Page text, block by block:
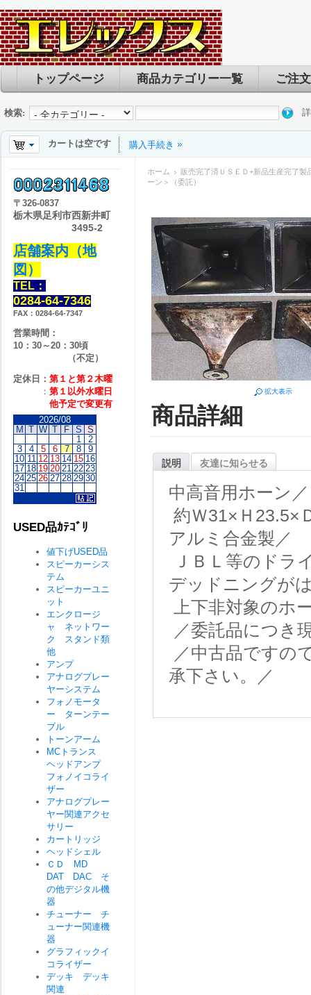
トップページ 商品カテゴリー一覧 ご注
検索:
カートは空です 購入手続き
ホーム
販売完了済ＵＳＥＤ+新品生産完了製
ーン＞（委託）
拡大表示
商品詳細
説明 友達に知らせる
中高音用ホーン／
約Ｗ31×Ｈ23.5×
アルミ合金製／
ＪＢＬ等のドラ
デッドニングが
上下非対象のホ
／委託品につき
／中古品ですの
承下さい。／
〒 326-0837
栃木県足利市西新井町
3495-2
店舗案内（地
図）
TEL：
0284-64-7346
FAX：0284-64-7347
営業時間：
10：30～20：30頃
（不定）
定休日： 第１と第２木曜
： 第１以外水曜日
他予定で変更有
2026/08
M T W T F S S
1
2
3
4 5 6 7 8
9
10 11 12 13 14 15 16
17 18 19 20 21 22 23
24 25 26 27 28 29 30
31
USED品ｶﾃｺﾞﾘ
値下げUSED品
スピーカーシス
テム
スピーカーユニ
ット
エンクロージ
ャ ネットワー
ク スタンド類
他
アンプ
アナログプレー
ヤーシステム
フォノモータ
ー ターンテー
ブル
トーンアーム
MCトランス
ヘッドアンプ
フォノイコライ
ザー
アナログプレー
ヤー関連アクセ
サリー
カートリッジ
ヘッドシェル
ＣＤ MD
DAT DAC そ
の他デジタル機
器
チューナー チ
ューナー関連機
器
グラフィックイ
コライザー
デッキ デッキ
関連